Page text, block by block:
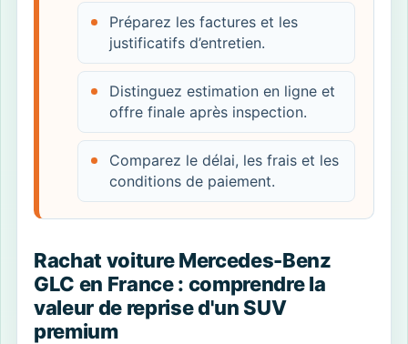
Préparez les factures et les
justificatifs d’entretien.
Distinguez estimation en ligne et
offre finale après inspection.
Comparez le délai, les frais et les
conditions de paiement.
Rachat voiture Mercedes-Benz
GLC en France : comprendre la
valeur de reprise d'un SUV
premium